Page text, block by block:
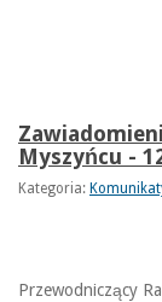
Myszyńcu -
Kategoria:
Przewodniczący